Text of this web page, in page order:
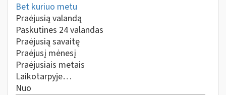
Bet kuriuo metu
Praėjusią valandą
Paskutines 24 valandas
Praėjusią savaitę
Praėjusį mėnesį
Praėjusiais metais
Laikotarpyje…
Nuo